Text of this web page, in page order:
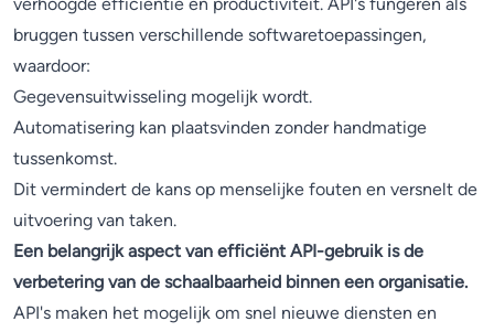
bruggen tussen verschillende softwaretoepassingen,
waardoor:
Gegevensuitwisseling mogelijk wordt.
Automatisering kan plaatsvinden zonder handmatige
tussenkomst.
Dit vermindert de kans op menselijke fouten en versnelt de
uitvoering van taken.
Een belangrijk aspect van efficiënt API-gebruik is de
verbetering van de schaalbaarheid binnen een organisatie.
API's maken het mogelijk om snel nieuwe diensten en